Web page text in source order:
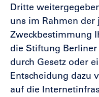
Dritte
uns im Rahmen der
Zweckbestimmung
die Stiftung
durch Gesetz oder
Entscheidung dazu
auf die